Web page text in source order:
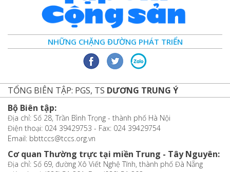
NHỮNG CHẶNG ĐƯỜNG PHÁT TRIỂN
TỔNG BIÊN TẬP: PGS, TS DƯƠNG TRUNG Ý
Bộ Biên tập:
Địa chỉ: Số 28, Trần Bình Trọng - thành phố Hà Nội
Điện thoại: 024 39429753 - Fax: 024 39429754
Email: bbttccs@tccs.org.vn
Cơ quan Thường trực tại miền Trung - Tây Nguyên:
Địa chỉ: Số 69, đường Xô Viết Nghệ Tĩnh, thành phố Đà Nẵng